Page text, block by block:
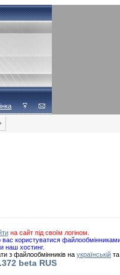
на сайт під своїм логіном.
користуватися
наш хостинг.
з файлообмінників на українській та
beta RUS